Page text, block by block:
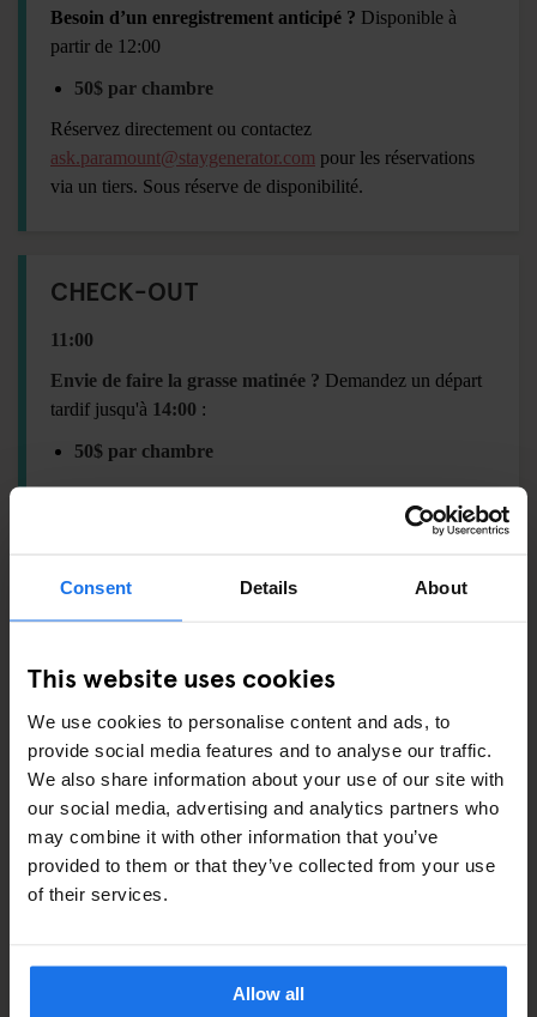
Consent Details About
This website uses cookies
We use cookies to personalise content and ads, to
provide social media features and to analyse our traffic.
We also share information about your use of our site with
our social media, advertising and analytics partners who
may combine it with other information that you’ve
provided to them or that they’ve collected from your use
of their services.
Allow all
Besoin d’un enregistrement anticipé ? Disponible à
partir de 12:00
50$ par chambre
Réservez directement ou contactez
ask.paramount@staygenerator.com pour les réservations
via un tiers. Sous réserve de disponibilité.
CHECK-OUT
11:00
Envie de faire la grasse matinée ? Demandez un départ
tardif jusqu'à 14:00 :
50$ par chambre
Peloton, de quoi bien vous entraîner !
chaude et froide filtrée à volonté.
Nous pouvons garder vos
bagages avant le check-in pour 2$ par bagage et après
le check-out pour 3$ par bagage. Après minuit, le tarif
est de 10$/nuit. Paiement en espèces uniquement.
Piscine :Malheureusement, nous n’avons pas de
blanchisserie pour les clients, mais notre réception peut